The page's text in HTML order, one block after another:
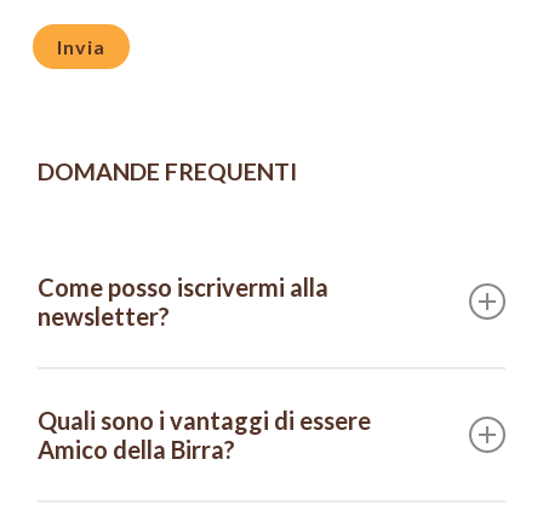
DOMANDE FREQUENTI
Come posso iscrivermi alla
newsletter?
Moretti, vai alla sezione apposita sul sito web, seguendo
questo link, inserisci nome, cognome e indirizzo email nel
modulo di iscrizione e conferma.
Quali sono i vantaggi di essere
Amico della Birra?